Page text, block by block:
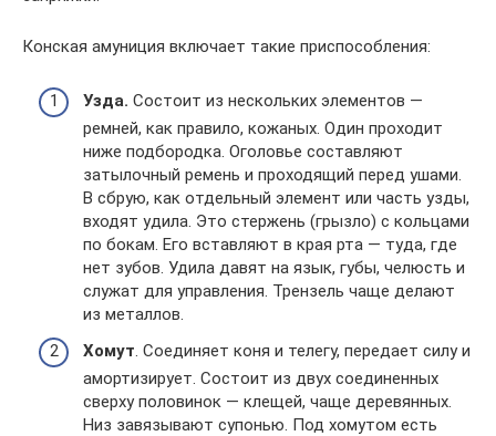
Конская амуниция включает такие приспособления:
Узда. Состоит из нескольких элементов —
ремней, как правило, кожаных. Один проходит
ниже подбородка. Оголовье составляют
затылочный ремень и проходящий перед ушами.
В сбрую, как отдельный элемент или часть узды,
входят удила. Это стержень (грызло) с кольцами
по бокам. Его вставляют в края рта — туда, где
нет зубов. Удила давят на язык, губы, челюсть и
служат для управления. Трензель чаще делают
из металлов.
Хомут. Соединяет коня и телегу, передает силу и
амортизирует. Состоит из двух соединенных
сверху половинок — клещей, чаще деревянных.
Низ завязывают супонью. Под хомутом есть